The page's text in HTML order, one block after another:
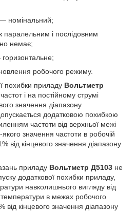
номінальний;
паралельним і послідовним
немає;
робочого режиму.
похибки приладу Вольтметр
і на постійному струмі
значення діапазону
додатковою похибкою
частоти від верхньої межі
значення частоти в робочій
від кінцевого значення діапазону
приладу Вольтметр Д5103 не
додаткової похибки приладу,
навколишнього вигляду від
в межах робочого
від кінцевого значення діапазону